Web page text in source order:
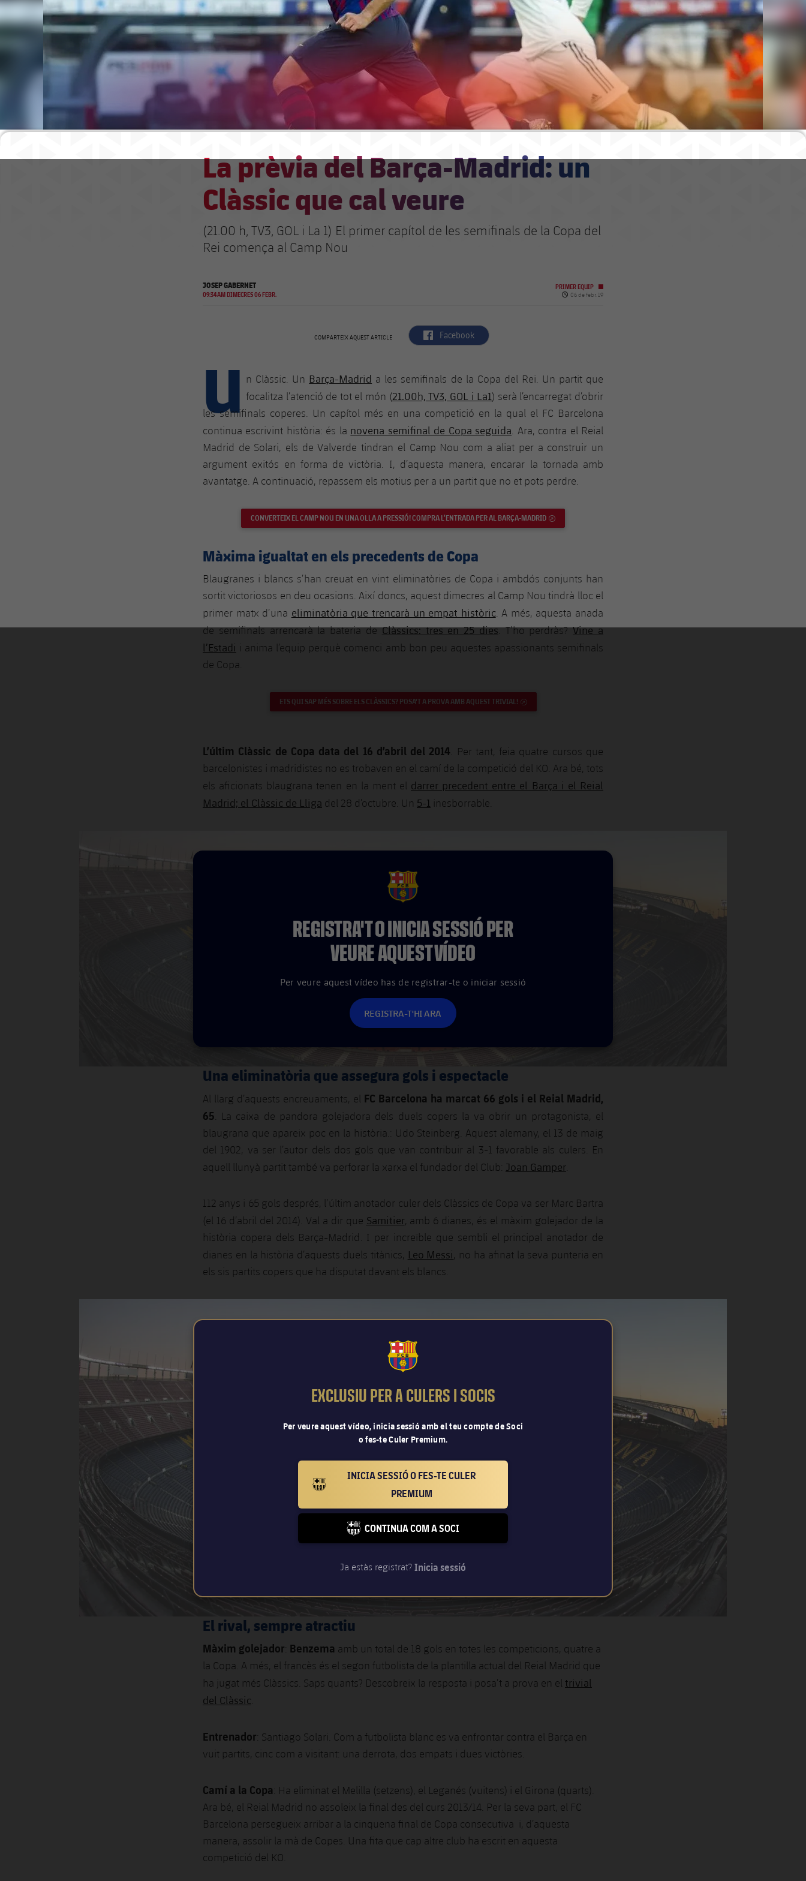
La prèvia del Barça-Madrid: un
Clàssic que cal veure
(21.00 h, TV3, GOL i La 1) El primer capítol de les semifinals de la Copa del
Rei comença al Camp Nou
JOSEP GABERNET
09:34AM DIMECRES 06 FEBR.
PRIMER EQUIP
Data de publicació
06 de febr. 19
COMPARTEIX AQUEST ARTICLE label.aria.facebook
Facebook
U n Clàssic. Un Barça-Madrid a les semifinals de la Copa del Rei. Un partit que
focalitza l’atenció de tot el món (21.00h, TV3, GOL i La1) serà l’encarregat d’obrir
les semifinals coperes. Un capítol més en una competició en la qual el FC Barcelona
continua escrivint història: és la novena semifinal de Copa seguida. Ara, contra el Reial
Madrid de Solari, els de Valverde tindran el Camp Nou com a aliat per a construir un
argument exitós en forma de victòria. I, d’aquesta manera, encarar la tornada amb
avantatge. A continuació, repassem els motius per a un partit que no et pots perdre.
CONVERTEIX EL CAMP NOU EN UNA OLLA A PRESSIÓ! COMPRA L’ENTRADA PER AL BARÇA-MADRID
Màxima igualtat en els precedents de Copa
Blaugranes i blancs s’han creuat en vint eliminatòries de Copa i ambdós conjunts han
sortit victoriosos en deu ocasions. Així doncs, aquest dimecres al Camp Nou tindrà lloc el
primer matx d’una eliminatòria que trencarà un empat històric. A més, aquesta anada
de semifinals arrencarà la bateria deClàssics: tres en 25 dies. T’ho perdràs?Vine a
l’Estadi i anima l’equip perquè comenci amb bon peu aquestes apassionants semifinals
de Copa.
ETS QUI SAP MÉS SOBRE ELS CLÀSSICS? POSA'T A PROVA AMB AQUEST TRIVIAL! ENLLAÇ EXTERN
L’últim Clàssic de Copa data del 16 d’abril del 2014. Per tant, feia quatre cursos que
barcelonistes i madridistes no es trobaven en el camí de la competició del KO. Ara bé, tots
els aficionats blaugrana tenen en la ment el darrer precedent entre el Barça i el Reial
Madrid; el Clàssic de Lliga del 28 d’octubre. Un 5-1 inesborrable.
FCB Barcelona badge
REGISTRA'T O INICIA SESSIÓ PER
VEURE AQUEST VÍDEO
Per veure aquest vídeo has de registrar-te o iniciar sessió
REGISTRA-T'HI ARA
Una eliminatòria que assegura gols i espectacle
Al llarg d’aquests encreuaments, el FC Barcelona ha marcat 66 gols i el Reial Madrid,
65. La caixa de pandora golejadora dels duels copers la va obrir un protagonista, el
blaugrana que apareix poc en la història.: Udo Steinberg. Aquest alemany, el 13 de maig
del 1902, va ser l’autor dels dos gols que van contribuir al 3-1 favorable als culers. En
aquell llunyà partit també va perforar la xarxa el fundador del Club: Joan Gamper.
112 anys i 65 gols després, l’últim anotador culer dels Clàssics de Copa va ser Marc Bartra
(el 16 d’abril del 2014). Val a dir que Samitier, amb 6 dianes, és el màxim golejador de la
història copera dels Barça-Madrid. I per increïble que sembli el principal anotador de
dianes en la història d’aquests duels titànics, Leo Messi, no ha afinat la seva punteria en
els sis partits copers que ha disputat davant els blancs.
FCB Barcelona badge
EXCLUSIU PER A CULERS I SOCIS
Per veure aquest vídeo, inicia sessió amb el teu compte de Soci
o fes-te Culer Premium.
BARCELONA BADGE GOLD
INICIA SESSIÓ O FES-TE CULER
PREMIUM
CONTINUA COM A SOCI
Ja estàs registrat? Inicia sessió
El rival, sempre atractiu
Màxim golejador: Benzema amb un total de 18 gols en totes les competicions, quatre a
la Copa. A més, el francès és el segon futbolista de la plantilla actual del Reial Madrid que
ha jugat més Clàssics. Saps quants? Descobreix la resposta i posa’t a prova en el trivial
del Clàssic
Entrenador: Santiago Solari. Com a futbolista blanc es va enfrontar contra el Barça en
vuit partits, cinc com a visitant: una derrota, dos empats i dues victòries.
Camí a la Copa: Ha eliminat el Melilla (setzens), el Leganés (vuitens) i el Girona (quarts).
Ara bé, el Reial Madrid no assoleix la final des del curs 2013/14. Per la seva part, el FC
Barcelona persegueix arribar a la cinquena final de Copa consecutiva i, d’aquesta
manera, assolir la mà de Copes. Una fita que cap altre club ha escrit en aquesta
competició del KO.